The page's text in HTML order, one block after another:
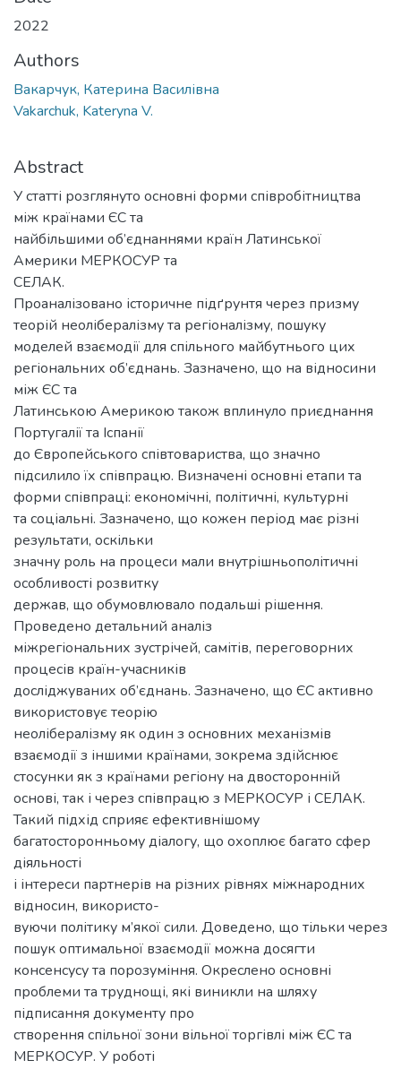
2022
Authors
Вакарчук, Катерина Василівна
Vakarchuk, Kateryna V.
Abstract
У статті розглянуто основні форми співробітництва
між країнами ЄС та
найбільшими об’єднаннями країн Латинської
Америки МЕРКОСУР та
СЕЛАК.
Проаналізовано історичне підґрунтя через призму
теорій неолібералізму та регіоналізму, пошуку
моделей взаємодії для спільного майбутнього цих
регіональних об’єднань. Зазначено, що на відносини
між ЄС та
Латинською Америкою також вплинуло приєднання
Португалії та Іспанії
до Європейського співтовариства, що значно
підсилило їх співпрацю. Визначені основні етапи та
форми співпраці: економічні, політичні, культурні
та соціальні. Зазначено, що кожен період має різні
результати, оскільки
значну роль на процеси мали внутрішньополітичні
особливості розвитку
держав, що обумовлювало подальші рішення.
Проведено детальний аналіз
міжрегіональних зустрічей, самітів, переговорних
процесів країн-учасників
досліджуваних об’єднань. Зазначено, що ЄС активно
використовує теорію
неолібералізму як один з основних механізмів
взаємодії з іншими країнами, зокрема здійснює
стосунки як з країнами регіону на двосторонній
основі, так і через співпрацю з МЕРКОСУР і СЕЛАК.
Такий підхід сприяє ефективнішому
багатосторонньому діалогу, що охоплює багато сфер
діяльності
і інтереси партнерів на різних рівнях міжнародних
відносин, використо-
вуючи політику м’якої сили. Доведено, що тільки через
пошук оптимальної взаємодії можна досягти
консенсусу та порозуміння. Окреслено основні
проблеми та труднощі, які виникли на шляху
підписання документу про
створення спільної зони вільної торгівлі між ЄС та
МЕРКОСУР. У роботі